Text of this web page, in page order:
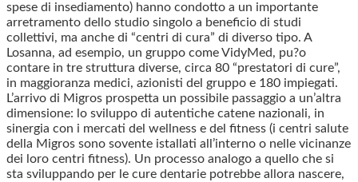
spese di insediamento) hanno condotto a un importante
arretramento dello studio singolo a beneficio di studi
collettivi, ma anche di “centri di cura” di diverso tipo. A
Losanna, ad esempio, un gruppo come VidyMed, pu?o
contare in tre struttura diverse, circa 80 “prestatori di cure”,
in maggioranza medici, azionisti del gruppo e 180 impiegati.
L’arrivo di Migros prospetta un possibile passaggio a un’altra
dimensione: lo sviluppo di autentiche catene nazionali, in
sinergia con i mercati del wellness e del fitness (i centri salute
della Migros sono sovente istallati all’interno o nelle vicinanze
dei loro centri fitness). Un processo analogo a quello che si
sta sviluppando per le cure dentarie potrebbe allora nascere,